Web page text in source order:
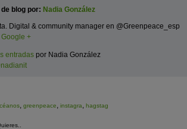
blog por: Nadia González
Digital & community manager en @Greenpeace_esp
Google +
entradas por Nadia González
, greenpeace, instagra, hagstag